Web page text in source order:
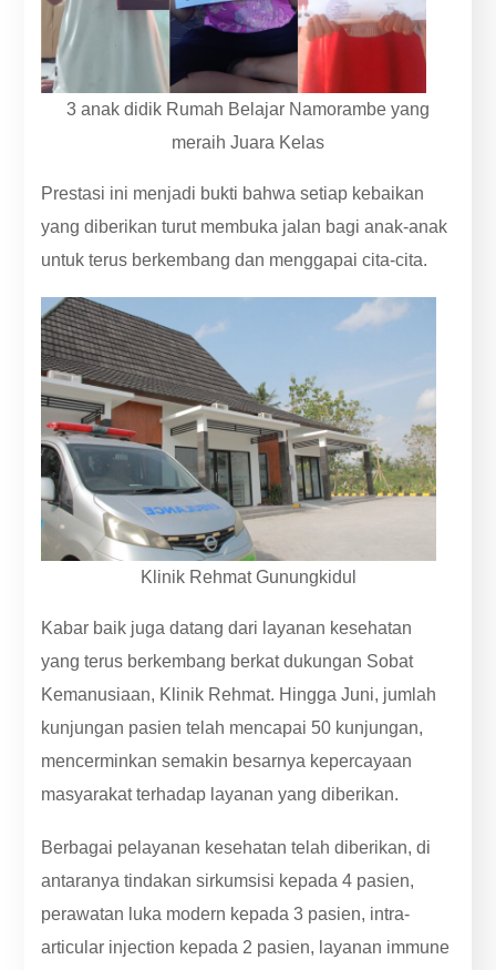
3 anak didik Rumah Belajar Namorambe yang
meraih Juara Kelas
Prestasi ini menjadi bukti bahwa setiap kebaikan
yang diberikan turut membuka jalan bagi anak-anak
untuk terus berkembang dan menggapai cita-cita.
Klinik Rehmat Gunungkidul
Kabar baik juga datang dari layanan kesehatan
yang terus berkembang berkat dukungan Sobat
Kemanusiaan, Klinik Rehmat. Hingga Juni, jumlah
kunjungan pasien telah mencapai 50 kunjungan,
mencerminkan semakin besarnya kepercayaan
masyarakat terhadap layanan yang diberikan.
Berbagai pelayanan kesehatan telah diberikan, di
antaranya tindakan sirkumsisi kepada 4 pasien,
perawatan luka modern kepada 3 pasien, intra-
articular injection kepada 2 pasien, layanan immune